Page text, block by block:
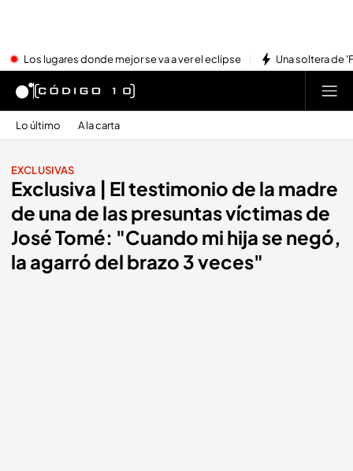
Los lugares donde mejor se va a ver el eclipse Una soltera de
Lo último A la carta
EXCLUSIVAS
Exclusiva | El testimonio de la madre
de una de las presuntas víctimas de
José Tomé: "Cuando mi hija se negó,
la agarró del brazo 3 veces"